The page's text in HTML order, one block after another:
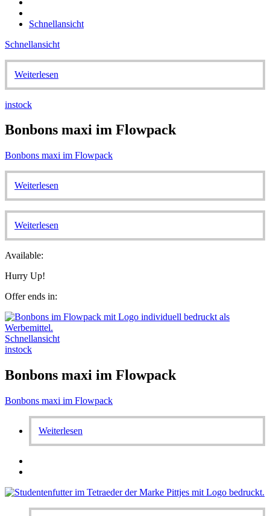
Schnellansicht
Schnellansicht
Weiterlesen
instock
Bonbons maxi im Flowpack
Bonbons maxi im Flowpack
Weiterlesen
Weiterlesen
Available:
Hurry Up!
Offer ends in:
Schnellansicht
instock
Bonbons maxi im Flowpack
Bonbons maxi im Flowpack
Weiterlesen